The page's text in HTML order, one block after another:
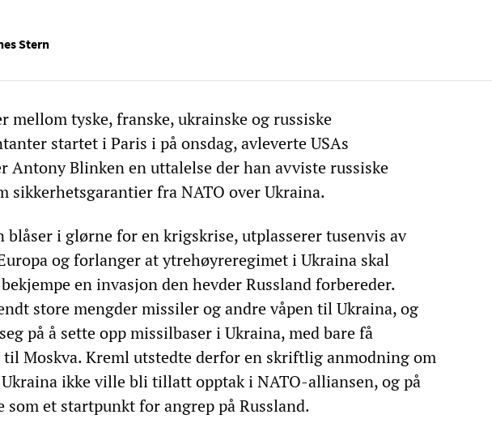
Stern
mellom tyske, franske, ukrainske og russiske
startet i Paris i på onsdag, avleverte USAs
Antony Blinken en uttalelse der han avviste russiske
sikkerhetsgarantier fra NATO over Ukraina.
blåser i glørne for en krigskrise, utplasserer tusenvis av
og forlanger at ytrehøyreregimet i Ukraina skal
en invasjon den hevder Russland forbereder.
store mengder missiler og andre våpen til Ukraina, og
på å sette opp missilbaser i Ukraina, med bare få
Moskva. Kreml utstedte derfor en skriftlig anmodning om
ikke ville bli tillatt opptak i NATO-alliansen, og på
som et startpunkt for angrep på Russland.